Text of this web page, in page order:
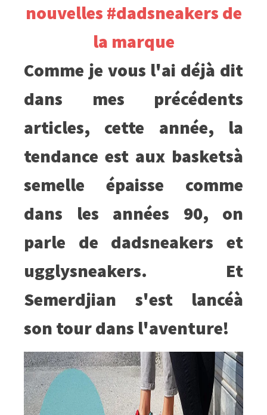
nouvelles #dadsneakers de
la marque
Comme je vous l'ai déjà dit
dans mes précédents
articles, cette année, la
tendance est aux basketsà
semelle épaisse comme
dans les années 90, on
parle de dadsneakers et
ugglysneakers. Et
Semerdjian s'est lancéà
son tour dans l'aventure!